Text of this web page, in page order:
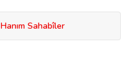
Hanım Sahabîler